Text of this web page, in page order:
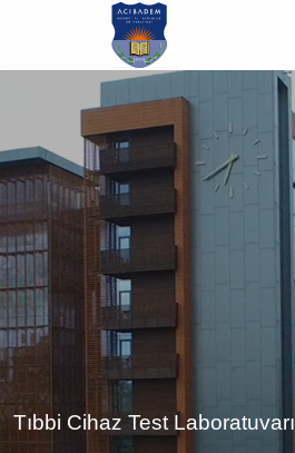
atla
Tıbbi Cihaz Test Laboratuvarı